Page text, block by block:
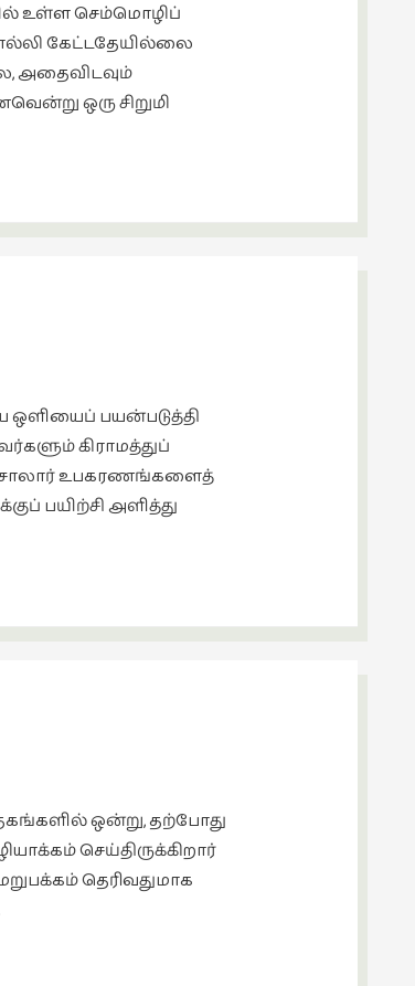
உள்ள செம்மொழிப்
கேட்டதேயில்லை
அதைவிடவும்
ஒரு சிறுமி
ஒளியைப் பயன்படுத்தி
கிராமத்துப்
உபகரணங்களைத்
பயிற்சி அளித்து
ஒன்று, தற்போது
செய்திருக்கிறார்
தெரிவதுமாக